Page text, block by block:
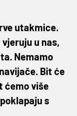
utakmice.
u nas,
Nemamo
Bit će
ćemo više
s